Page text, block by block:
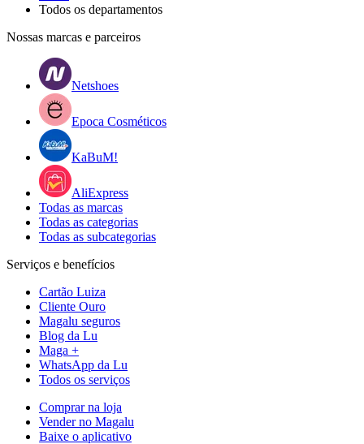
Todos os departamentos
Nossas marcas e parceiros
Netshoes
Epoca Cosméticos
KaBuM!
AliExpress
Todas as marcas
Todas as categorias
Todas as subcategorias
Serviços e benefícios
Cartão Luiza
Cliente Ouro
Magalu seguros
Blog da Lu
Maga +
WhatsApp da Lu
Todos os serviços
Comprar na loja
Vender no Magalu
Baixe o aplicativo